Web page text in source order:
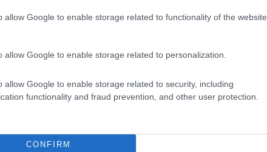
allow Google to enable storage related to functionality of the website
allow Google to enable storage related to personalization.
allow Google to enable storage related to security, including
functionality and fraud prevention, and other user protection.
CONFIRM
programmi di alimentazione scolastica.
esistenti che iniziative nuove, con
dei pasti offerti agli studenti, in
dell’iscrizione e della
degli alunni e il supporto alle filiere